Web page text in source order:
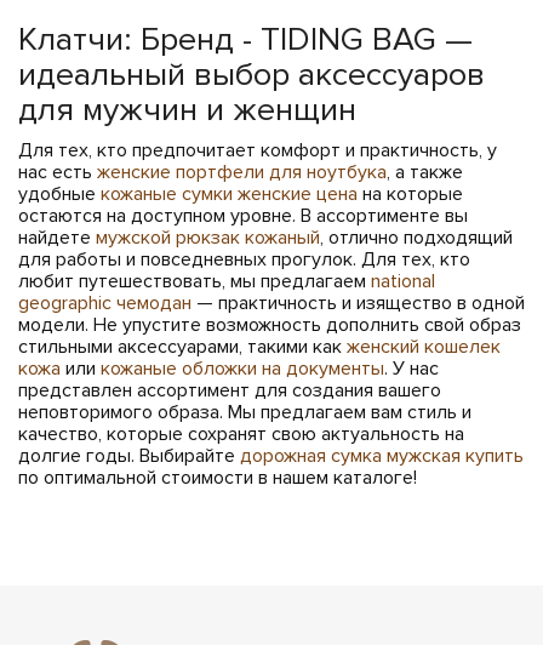
Клатчи: Бренд - TIDING BAG —
идеальный выбор аксессуаров
для мужчин и женщин
Для тех, кто предпочитает комфорт и практичность, у
нас есть женские портфели для ноутбука, а также
удобные кожаные сумки женские цена на которые
остаются на доступном уровне. В ассортименте вы
найдете мужской рюкзак кожаный, отлично подходящий
для работы и повседневных прогулок. Для тех, кто
любит путешествовать, мы предлагаем national
geographic чемодан — практичность и изящество в одной
модели. Не упустите возможность дополнить свой образ
стильными аксессуарами, такими как женский кошелек
кожа или кожаные обложки на документы. У нас
представлен ассортимент для создания вашего
неповторимого образа. Мы предлагаем вам стиль и
качество, которые сохранят свою актуальность на
долгие годы. Выбирайте дорожная сумка мужская купить
по оптимальной стоимости в нашем каталоге!